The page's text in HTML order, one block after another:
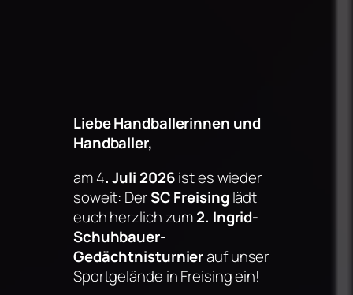
Liebe Handballerinnen und
Handballer,
am 4. Juli 2026ist es wieder
soweit: DerSC Freising lädt
euch herzlich zum2. Ingrid-
Schuhbauer-
Gedächtnisturnierauf unser
Sportgelände in Freising ein!